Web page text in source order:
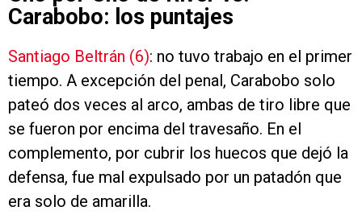
Carabobo: los puntajes
Santiago Beltrán (6): no tuvo trabajo en el primer
tiempo. A excepción del penal, Carabobo solo
pateó dos veces al arco, ambas de tiro libre que
se fueron por encima del travesaño. En el
complemento, por cubrir los huecos que dejó la
defensa, fue mal expulsado por un patadón que
era solo de amarilla.